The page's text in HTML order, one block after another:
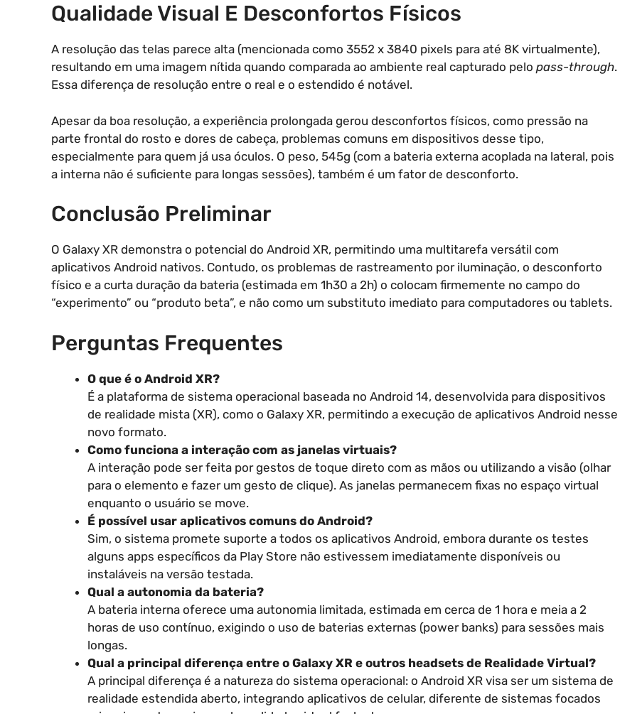
Qualidade Visual E Desconfortos Físicos
A resolução das telas parece alta (mencionada como 3552 x 3840 pixels para até 8K virtualmente),
resultando em uma imagem nítida quando comparada ao ambiente real capturado pelo pass-through.
Essa diferença de resolução entre o real e o estendido é notável.
Apesar da boa resolução, a experiência prolongada gerou desconfortos físicos, como pressão na
parte frontal do rosto e dores de cabeça, problemas comuns em dispositivos desse tipo,
especialmente para quem já usa óculos. O peso, 545g (com a bateria externa acoplada na lateral, pois
a interna não é suficiente para longas sessões), também é um fator de desconforto.
Conclusão Preliminar
O Galaxy XR demonstra o potencial do Android XR, permitindo uma multitarefa versátil com
aplicativos Android nativos. Contudo, os problemas de rastreamento por iluminação, o desconforto
físico e a curta duração da bateria (estimada em 1h30 a 2h) o colocam firmemente no campo do
“experimento” ou “produto beta”, e não como um substituto imediato para computadores ou tablets.
Perguntas Frequentes
O que é o Android XR?
É a plataforma de sistema operacional baseada no Android 14, desenvolvida para dispositivos
de realidade mista (XR), como o Galaxy XR, permitindo a execução de aplicativos Android nesse
novo formato.
Como funciona a interação com as janelas virtuais?
A interação pode ser feita por gestos de toque direto com as mãos ou utilizando a visão (olhar
para o elemento e fazer um gesto de clique). As janelas permanecem fixas no espaço virtual
enquanto o usuário se move.
É possível usar aplicativos comuns do Android?
Sim, o sistema promete suporte a todos os aplicativos Android, embora durante os testes
alguns apps específicos da Play Store não estivessem imediatamente disponíveis ou
instaláveis na versão testada.
Qual a autonomia da bateria?
A bateria interna oferece uma autonomia limitada, estimada em cerca de 1 hora e meia a 2
horas de uso contínuo, exigindo o uso de baterias externas (power banks) para sessões mais
longas.
Qual a principal diferença entre o Galaxy XR e outros headsets de Realidade Virtual?
A principal diferença é a natureza do sistema operacional: o Android XR visa ser um sistema de
realidade estendida aberto, integrando aplicativos de celular, diferente de sistemas focados